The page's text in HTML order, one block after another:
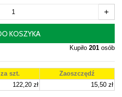
+
KOSZYKA
Kupiło 201 osób
szt.
Zaoszczędź
122,20 zł 15,50 zł